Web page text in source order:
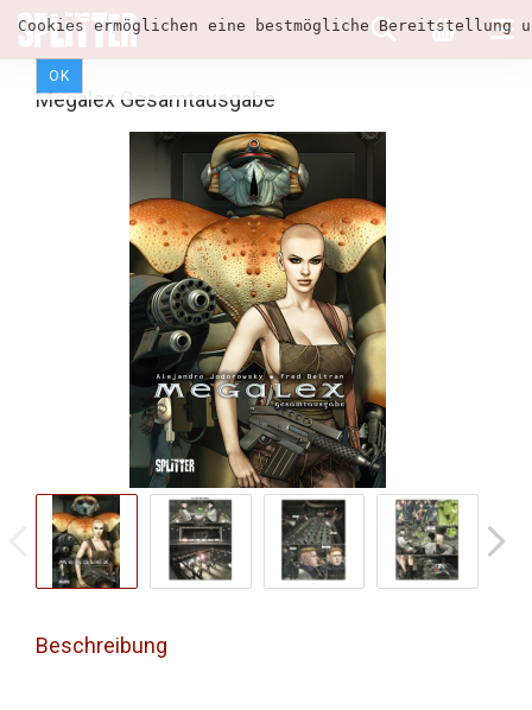
Cookies ermöglichen eine bestmögliche
OK
Megalex Gesamtausgabe
Beschreibung